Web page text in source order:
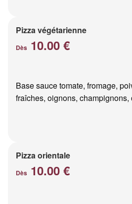
Pizza végétarienne
Dès 10.00 €
Base sauce tomate, fromage,
fraîches, oignons, champignons,
Pizza orientale
Dès 10.00 €